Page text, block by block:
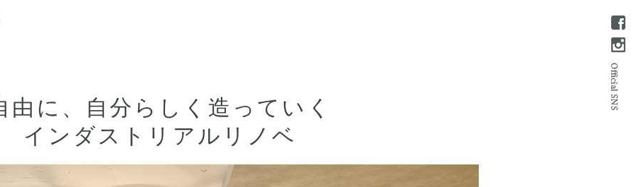
由に、自分らしく造っていく
インダストリアルリノベ